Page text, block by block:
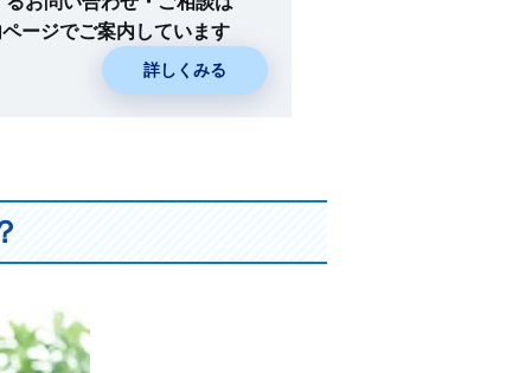
ージでご案内しています
詳しくみる